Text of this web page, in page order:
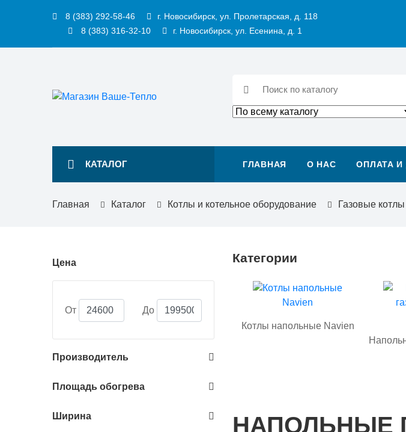
8 (383) 292-58-46
г. Новосибирск, ул. Пролетарская, д. 118
8 (383) 316-32-10
г. Новосибирск, ул. Есенина, д. 1
КАТАЛОГ ГЛАВНАЯ О НАС ОПЛАТА И
Главная Каталог Котлы и котельное оборудование Газовые котлы
Цена
От До
Производитель
Площадь обогрева
Ширина
Категории
Котлы напольные Navien
НАПОЛЬНЫЕ